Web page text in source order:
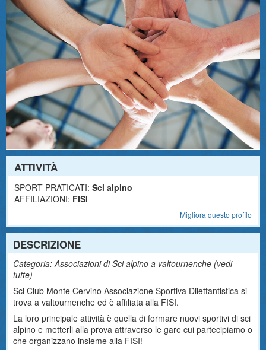
ATTIVITÀ
SPORT PRATICATI: Sci alpino
AFFILIAZIONI: FISI
Migliora questo profilo
DESCRIZIONE
Categoria: Associazioni di Sci alpino a valtournenche (vedi
tutte)
Sci Club Monte Cervino Associazione Sportiva Dilettantistica si
trova a valtournenche ed è affiliata alla FISI.
La loro principale attività è quella di formare nuovi sportivi di sci
alpino e metterli alla prova attraverso le gare cui partecipiamo o
che organizzano insieme alla FISI!